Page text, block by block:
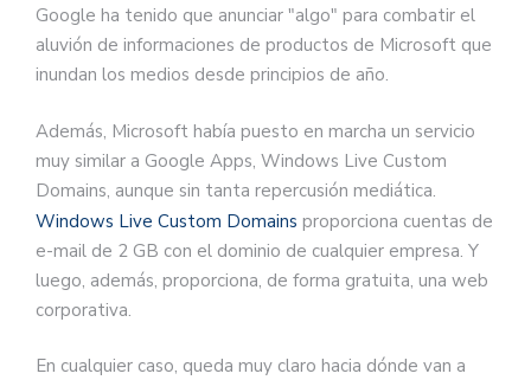
Google ha tenido que anunciar "algo" para combatir el
aluvión de informaciones de productos de Microsoft que
inundan los medios desde principios de año.
Además, Microsoft había puesto en marcha un servicio
muy similar a Google Apps, Windows Live Custom
Domains, aunque sin tanta repercusión mediática.
Windows Live Custom Domains proporciona cuentas de
e-mail de 2 GB con el dominio de cualquier empresa. Y
luego, además, proporciona, de forma gratuita, una web
corporativa.
En cualquier caso, queda muy claro hacia dónde van a